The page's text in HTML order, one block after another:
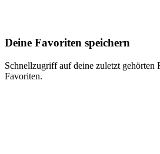
Deine Favoriten speichern
Schnellzugriff auf deine zuletzt gehörten
Favoriten.